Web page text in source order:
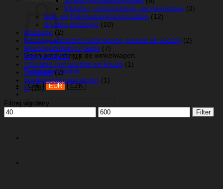
Geen producten in de winkelwagen.
Terug naar winkel
CHF EUR CZK
Zoeken
naar:
Vibratie-, ontspannings- en reismatten (3)
Nek- en halsmassageapparaaten (12)
Shiatsu-massage (10)
Massage (2)
Massageapparaten voor benen, knieën en voeten (2)
Massagepistolen / Guns (7)
Maty lecznicze (1)
Therapie met warmte en koude (1)
Trilplaten (2)
Voetmassageapparaten (1)
xt (18)
Filtruj wg ceny
Min.
prijs
Max.
prijs
Filter